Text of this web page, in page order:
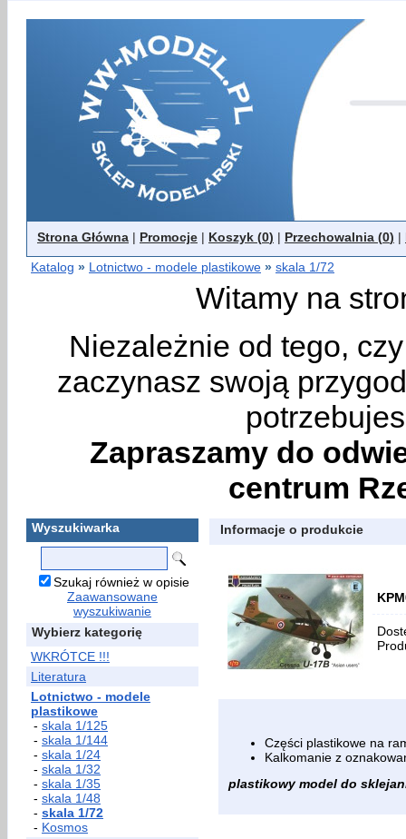
Strona Główna | Promocje | Koszyk (0) | Przechowalnia (0) |
Katalog » Lotnictwo - modele plastikowe » skala 1/72
Witamy na
Niezależnie od tego,
zaczynasz swoją
Zapraszamy do
centrum
Wyszukiwarka
Szukaj również w opisie
Zaawansowane
wyszukiwanie
Wybierz kategorię
WKRÓTCE !!!
Literatura
Lotnictwo - modele
plastikowe
- skala 1/125
- skala 1/144
- skala 1/24
- skala 1/32
- skala 1/35
- skala 1/48
- skala 1/72
- Kosmos
Informacje o produkcie
Części plastikowe na
Kalkomanie z
plastikowy model do